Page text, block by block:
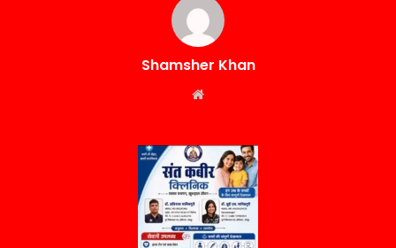
Shamsher Khan